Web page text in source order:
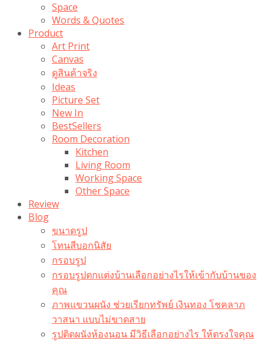
Space
Words & Quotes
Product
Art Print
Canvas
ดูสินค้าจริง
Ideas
Picture Set
New In
BestSellers
Room Decoration
Kitchen
Living Room
Working Space
Other Space
Review
Blog
ขนาดรูป
โทนสีบอกนิสัย
กรอบรูป
กรอบรูปตกแต่งบ้านเลือกอย่างไรให้เข้ากับบ้านของ
คุณ
ภาพแขวนผนัง ช่วยเรียกทรัพย์ เงินทอง โชคลาภ
วาสนา แบบไม่ขาดสาย
รูปติดผนังห้องนอน มีวิธีเลือกอย่างไร ให้ตรงใจคุณ